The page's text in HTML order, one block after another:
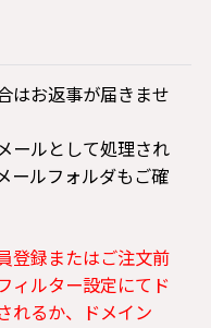
はお返事が届きませ
ールとして処理され
ールフォルダもご確
登録またはご注文前
ィルター設定にてド
れるか、ドメイン